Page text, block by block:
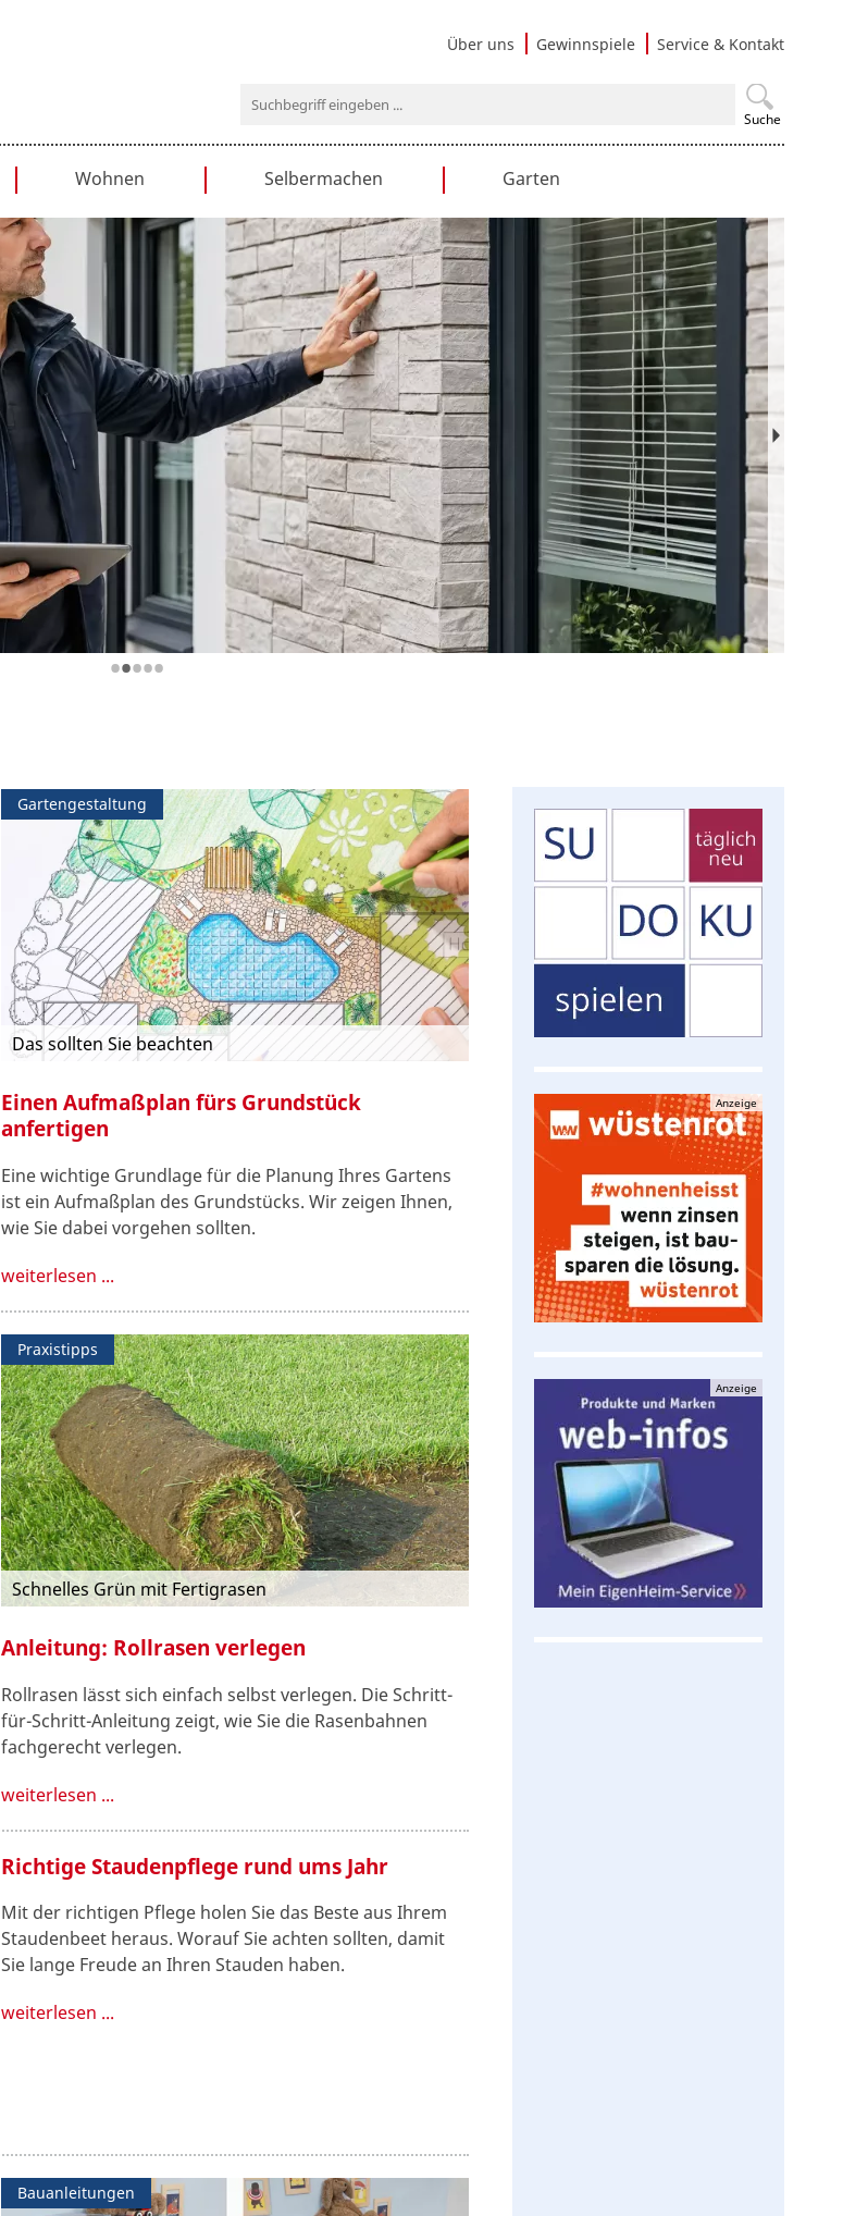
Über uns Gewinnspiele Service & Kontakt
Suche
Navigation
überspringen
Wohnen
Einrichten
Küche
Haushaltstipps
Wohnen & Recht
Selbermachen
Bauanleitungen
Bastelideen
DIY-Tipps
Renovieren
Garten
Gartengestaltung
Praxistipps
Nutzgarten
Terrasse & Balkon
•••••
Gartengestaltung
Das sollten Sie beachten
Einen Aufmaßplan fürs Grundstück
anfertigen
Eine wichtige Grundlage für die Planung Ihres Gartens
ist ein Aufmaßplan des Grundstücks. Wir zeigen Ihnen,
wie Sie dabei vorgehen sollten.
weiterlesen ...
Praxistipps
Schnelles Grün mit Fertigrasen
Anleitung: Rollrasen verlegen
Rollrasen lässt sich einfach selbst verlegen. Die Schritt-
für-Schritt-Anleitung zeigt, wie Sie die Rasenbahnen
fachgerecht verlegen.
weiterlesen ...
Richtige Staudenpflege rund ums Jahr
Mit der richtigen Pflege holen Sie das Beste aus Ihrem
Staudenbeet heraus. Worauf Sie achten sollten, damit
Sie lange Freude an Ihren Stauden haben.
weiterlesen ...
Bauanleitungen
Anzeige
Anzeige